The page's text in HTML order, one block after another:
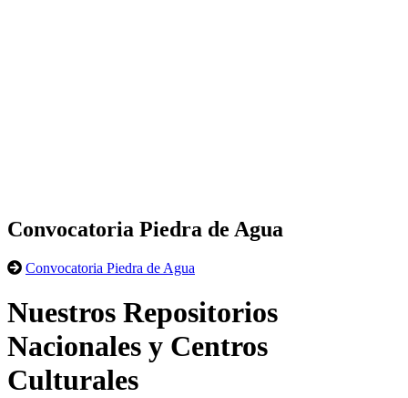
Convocatoria Piedra de Agua
Convocatoria Piedra de Agua
Nuestros Repositorios
Nacionales y Centros
Culturales